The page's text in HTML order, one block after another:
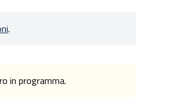
.
in programma.